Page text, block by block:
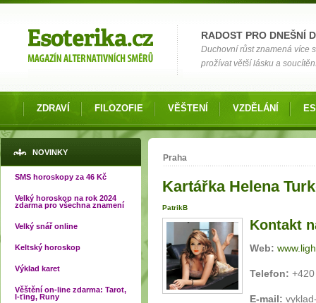
RADOST PRO DNEŠNÍ
Duchovní růst znamená více
prožívat větší lásku a
ZDRAVÍ FILOZOFIE VĚŠTENÍ VZDĚLÁNÍ
NOVINKY
SMS horoskopy za 46 Kč
Velký horoskop na rok 2024
zdarma pro všechna znamení
Velký snář online
Keltský horoskop
Výklad karet
Věštění on-line zdarma: Tarot,
I-ťing, Runy
Jste zde
Praha
Kartářka Helena
PatrikB
Kontakt
Web:
Telefon:
E-mail: